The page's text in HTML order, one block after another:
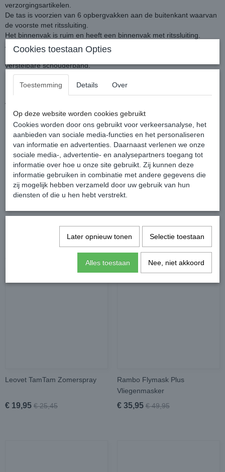
verzorgingsartikelen.
De tas is voorzien van 6 opbergvakken aan de buitenkant waarvan
de voorste met ritssluiting.
Het binnenvak is ruim en heeft een binnenvak met ritssluiting.
Afgesloten met zachte zwarte polyesterstof met trekkoord.
Handig te dragen door handvatten en een afneembare en
verstelbare schouderband.
Exclusief borstels.
Kleur: Navy
Afmetingen: ca. 26 cm hoogte, onderkant Ø 35 cm.
Reacties
Leovet TamTam Zomerspray
€ 19,95 € 25,45
Rambo Flymask Plus
Vliegenmasker
€ 35,95 € 49,95
Cookies toestaan Opties
Toestemming Details Over
Op deze website worden cookies gebruikt
Cookies worden door ons gebruikt voor verkeersanalyse, het
aanbieden van sociale media-functies en het personaliseren
van informatie en advertenties. Daarnaast verlenen we onze
sociale media-, advertentie- en analysepartners toegang tot
informatie over hoe u onze site gebruikt. Zij kunnen deze
informatie gebruiken in combinatie met andere gegevens die
zij mogelijk hebben verzameld door uw gebruik van hun
diensten of die u hen hebt verstrekt.
Later opnieuw tonen Selectie toestaan
Alles toestaan Nee, niet akkoord